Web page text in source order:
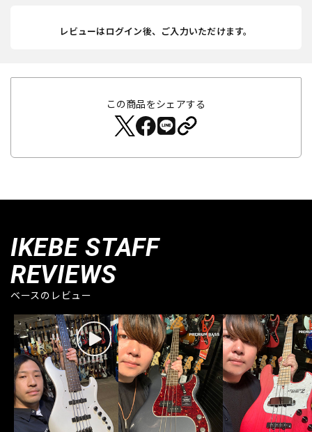
レビューはログイン後、ご入力いただけます。
この商品をシェアする
IKEBE STAFF
REVIEWS
ベースのレビュー